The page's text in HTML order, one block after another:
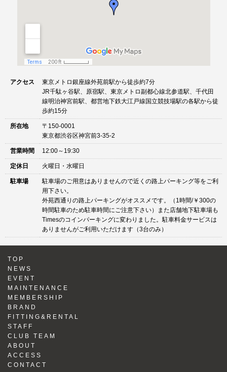
アクセス
東京メトロ銀座線外苑前駅から徒歩約7分
JR千駄ヶ谷駅、原宿駅、東京メトロ副都心線北参道駅、千代田
線明治神宮前駅、都営地下鉄大江戸線国立競技場駅の各駅から徒
歩約15分
所在地
〒150-0001
東京都渋谷区神宮前3-35-2
営業時間 12:00～19:30
定休日 火曜日・水曜日
駐車場
駐車場のご用意はありませんので近くの路上パーキング等をご利
用下さい。
外苑西通りの路上パーキングがオススメです。（1時間/￥300の
時間駐車のため駐車時間にご注意下さい）また店舗地下駐車場も
Timesのコインパーキングに変わりました。駐車料金サービスは
ありませんがご利用いただけます（3台のみ）
TOP
NEWS
EVENT
MAINTENANCE
MEMBERSHIP
BRAND
FITTING&RENTAL
STAFF
CLUB TEAM
ABOUT
ACCESS
CONTACT